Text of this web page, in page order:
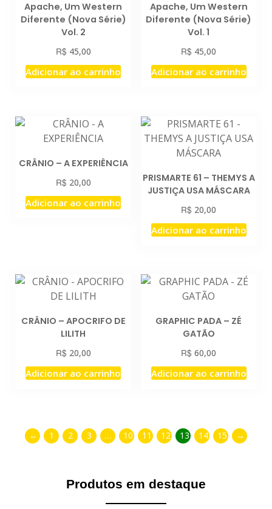
Apache, Um Western
Diferente (Nova Série)
Vol. 2
R$ 45,00
Adicionar ao carrinho
Apache, Um Western
Diferente (Nova Série)
Vol. 1
R$ 45,00
Adicionar ao carrinho
CRÂNIO – A EXPERIÊNCIA
R$ 20,00
Adicionar ao carrinho
PRISMARTE 61 – THEMYS A
JUSTIÇA USA MÁSCARA
R$ 20,00
Adicionar ao carrinho
CRÂNIO – APOCRIFO DE
LILITH
R$ 20,00
Adicionar ao carrinho
GRAPHIC PADA – ZÉ
GATÃO
R$ 60,00
Adicionar ao carrinho
← 1 2 3 … 10 11 12 13 14 15 →
Produtos em destaque